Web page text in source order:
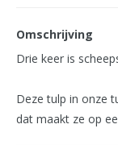
Omschrijving
Drie keer is
Deze tulp in onze
dat maakt ze op